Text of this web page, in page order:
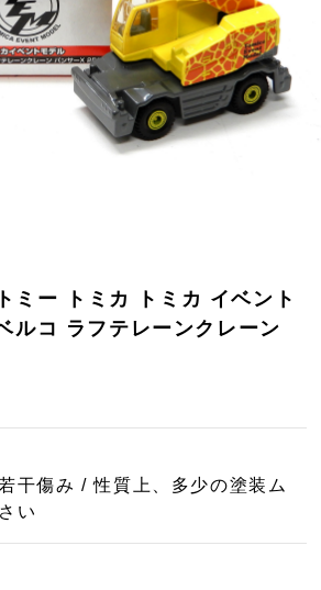
ミー トミカ トミカ イベント
ルコ ラフテレーンクレーン
干傷み / 性質上、多少の塗装ム
い